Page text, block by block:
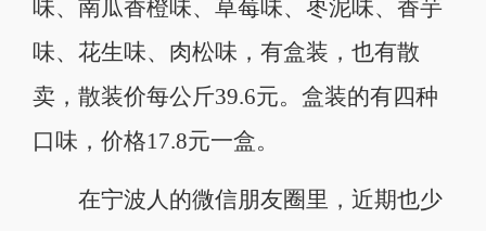
味、南瓜香橙味、草莓味、枣泥味、香芋
味、花生味、肉松味，有盒装，也有散
卖，散装价每公斤39.6元。盒装的有四种
口味，价格17.8元一盒。
在宁波人的微信朋友圈里，近期也少